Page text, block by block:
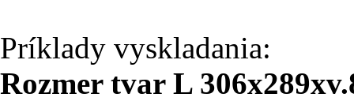
Príklady vyskladania:
Rozmer tvar L